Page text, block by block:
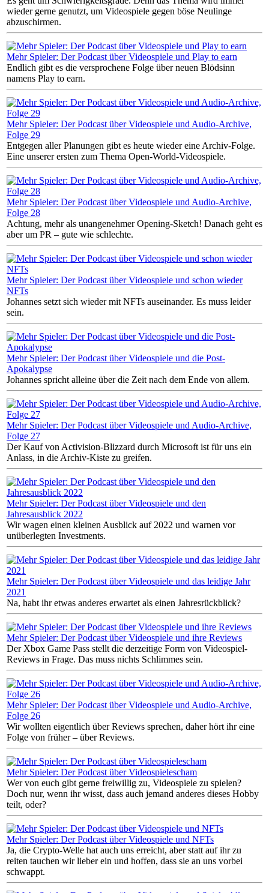
wieder gerne genutzt, um Videospiele gegen böse Neulinge
abzuschirmen.
Mehr Spieler: Der Podcast über Videospiele und Play to earn
Endlich gibt es die versprochene Folge über neuen Blödsinn
namens Play to earn.
Mehr Spieler: Der Podcast über Videospiele und Audio-Archive,
Folge 29
Entgegen aller Planungen gibt es heute wieder eine Archiv-Folge.
Eine unserer ersten zum Thema Open-World-Videospiele.
Mehr Spieler: Der Podcast über Videospiele und Audio-Archive,
Folge 28
Achtung, mehr als unangenehmer Opening-Sketch! Danach geht es
aber um PR – gute wie schlechte.
Mehr Spieler: Der Podcast über Videospiele und schon wieder
NFTs
Johannes setzt sich wieder mit NFTs auseinander. Es muss leider
sein.
Mehr Spieler: Der Podcast über Videospiele und die Post-
Apokalypse
Johannes spricht alleine über die Zeit nach dem Ende von allem.
Mehr Spieler: Der Podcast über Videospiele und Audio-Archive,
Folge 27
Der Kauf von Activision-Blizzard durch Microsoft ist für uns ein
Anlass, in die Archiv-Kiste zu greifen.
Mehr Spieler: Der Podcast über Videospiele und den
Jahresausblick 2022
Wir wagen einen kleinen Ausblick auf 2022 und warnen vor
unüberlegten Investments.
Mehr Spieler: Der Podcast über Videospiele und das leidige Jahr
2021
Na, habt ihr etwas anderes erwartet als einen Jahresrückblick?
Mehr Spieler: Der Podcast über Videospiele und ihre Reviews
Der Xbox Game Pass stellt die derzeitige Form von Videospiel-
Reviews in Frage. Das muss nichts Schlimmes sein.
Mehr Spieler: Der Podcast über Videospiele und Audio-Archive,
Folge 26
Wir wollten eigentlich über Reviews sprechen, daher hört ihr eine
Folge von früher – über Reviews.
Mehr Spieler: Der Podcast über Videospielescham
Wer von euch gibt gerne freiwillig zu, Videospiele zu spielen?
Doch nur, wenn ihr wisst, dass auch jemand anderes dieses Hobby
teilt, oder?
Mehr Spieler: Der Podcast über Videospiele und NFTs
Ja, die Crypto-Welle hat auch uns erreicht, aber statt auf ihr zu
reiten tauchen wir lieber ein und hoffen, dass sie an uns vorbei
schwappt.